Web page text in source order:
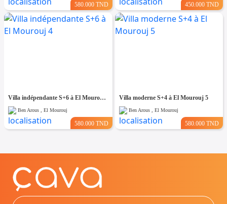
580.000 TND 450.000 TND
Villa indépendante S+6 à El Mourouj 4
Ben Arous , El Mourouj
580.000 TND
Villa moderne S+4 à El Mourouj 5
Ben Arous , El Mourouj
580.000 TND